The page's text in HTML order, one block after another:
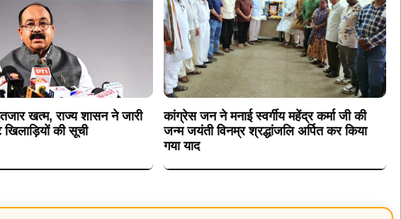
खत्म, राज्य शासन ने जारी
की सूची
कांग्रेस जन ने मनाई स्वर्गीय महेंद्र कर्मा जी की
जन्म जयंती विनम्र श्रद्धांजलि अर्पित कर किया
गया याद